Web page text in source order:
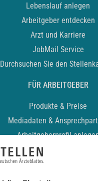
Lebenslauf anlegen
Arbeitgeber entdecken
Arzt und Karriere
JobMail Service
Durchsuchen Sie den
FÜR ARBEITGEBER
Produkte & Preise
Mediadaten &
Arbeitgeberprofil
Recruiting-Podcast